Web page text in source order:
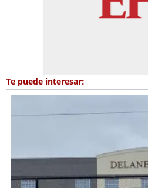
Te puede interesar: